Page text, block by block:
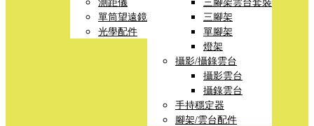
測距儀
單筒望遠鏡
光學配件
三腳架雲台套裝
三腳架
單腳架
燈架
攝影/攝錄雲台
攝影雲台
攝錄雲台
手持穩定器
腳架/雲台配件